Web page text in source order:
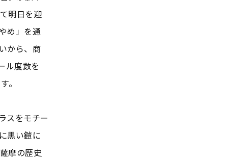
明日を迎
め」を通
から、商
ル度数を
。
スをモチー
黒い鎧に
摩の歴史